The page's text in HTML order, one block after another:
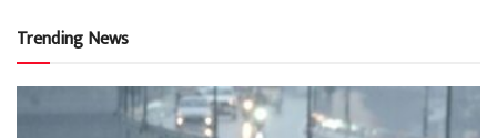
Trending News